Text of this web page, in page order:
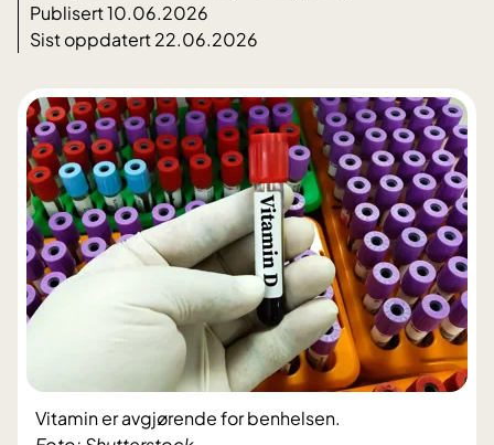
Publisert 10.06.2026
Sist oppdatert 22.06.2026
Vitamin er avgjørende for benhelsen.